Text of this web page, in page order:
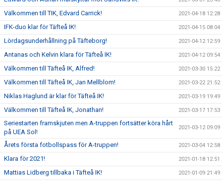
Välkommen till TIK, Edvard Carrick! 2021-04-18 12:28
IFK-duo klar för Täfteå IK! 2021-04-15 08:04
Lördagsunderhållning på Täfteborg! 2021-04-12 12:59
Antanas och Kelvin klara för Täfteå IK! 2021-04-12 09:54
Välkommen till Täfteå IK, Alfred! 2021-03-30 15:22
Välkommen till Täfteå IK, Jan Mellblom! 2021-03-22 21:52
Niklas Haglund är klar för Täfteå IK! 2021-03-19 19:49
Välkommen till Täfteå IK, Jonathan! 2021-03-17 17:53
Seriestarten framskjuten men A-truppen fortsätter köra hårt
på UEA Sol!
2021-03-12 09:09
Årets första fotbollspass för A-truppen! 2021-03-04 12:58
Klara för 2021! 2021-01-18 12:51
Mattias Lidberg tillbaka i Täfteå IK! 2021-01-09 21:49